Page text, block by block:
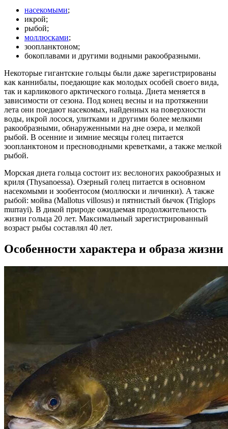
насекомыми;
икрой;
рыбой;
моллюсками;
зоопланктоном;
бокоплавами и другими водными ракообразными.
Некоторые гигантские гольцы были даже зарегистрированы
как каннибалы, поедающие как молодых особей своего вида,
так и карликового арктического гольца. Диета меняется в
зависимости от сезона. Под конец весны и на протяжении
лета они поедают насекомых, найденных на поверхности
воды, икрой лосося, улитками и другими более мелкими
ракообразными, обнаруженными на дне озера, и мелкой
рыбой. В осенние и зимние месяцы голец питается
зоопланктоном и пресноводными креветками, а также мелкой
рыбой.
Морская диета гольца состоит из: веслоногих ракообразных и
криля (Thysanoessa). Озерный голец питается в основном
насекомыми и зообентосом (моллюски и личинки). А также
рыбой: мойва (Mallotus villosus) и пятнистый бычок (Triglops
murrayi). В дикой природе ожидаемая продолжительность
жизни гольца 20 лет. Максимальный зарегистрированный
возраст рыбы составлял 40 лет.
Особенности характера и образа жизни